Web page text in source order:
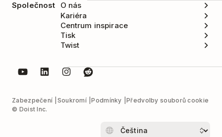
Společnost
O nás
Kariéra
Centrum inspirace
Tisk
Twist
Zabezpečení Soukromí Podmínky
Předvolby souborů cookie
© Doist Inc.